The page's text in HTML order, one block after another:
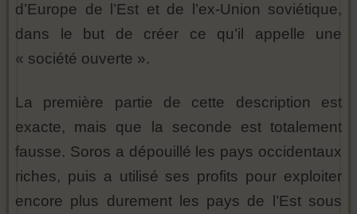
d’Europe de l’Est et de l’ex-Union soviétique,
dans le but de créer ce qu’il appelle une
« société ouverte ».
La première partie de cette description est
exacte, mais que la seconde est totalement
fausse. Soros a dépouillé les pays occidentaux
riches, puis a utilisé ses profits pour exploiter
encore plus durement les pays de l’Est sous